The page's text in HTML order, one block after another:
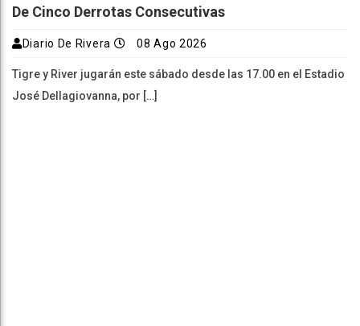
De Cinco Derrotas Consecutivas
Diario De Rivera 08 Ago 2026
Tigre y River jugarán este sábado desde las 17.00 en el Estadio
José Dellagiovanna, por […]